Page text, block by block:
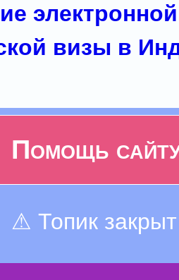
электронной
визы в
Помощь
⚠ Топик закрыт